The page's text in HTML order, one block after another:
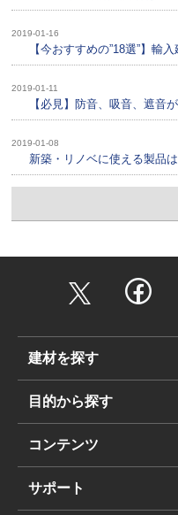
2019-01-16
【今おすすめの”18選”】輸
2019-01-11
【必見】防音、吸音、遮音
2019-01-08
新築・リノベに使える製品
建材を探す
目的から探す
コンテンツ
サポート